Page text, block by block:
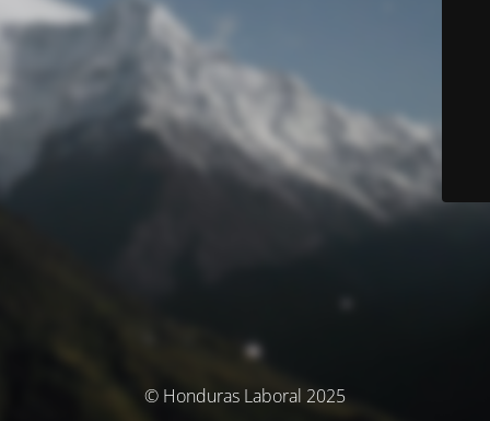
© Honduras Laboral 2025